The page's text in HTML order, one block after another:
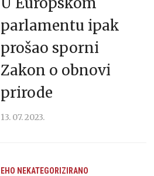
parlamentu ipak
prošao sporni
Zakon o obnovi
prirode
13. 07. 2023.
EHO NEKATEGORIZIRANO